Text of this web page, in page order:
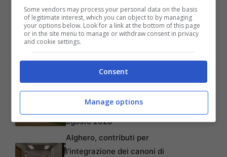
Articoli recentiArzachena, Musica dalla
Baja: appuntamento il 10
agosto 2026
Alghero, contributi per
l’integrazione dei canoni di
Some vendors may process your personal data on the basis
of legitimate interest, which you can object to by managing
your options below. Look for a link at the bottom of this page
or in the site menu to manage or withdraw consent in privacy
and cookie settings.
Consent
Manage options